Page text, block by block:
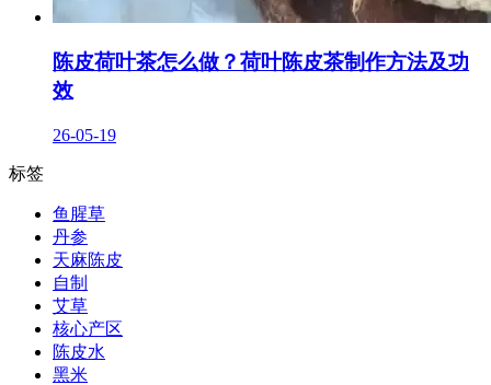
陈皮荷叶茶怎么做？荷叶陈皮茶制作方法及功
效
26-05-19
标签
鱼腥草
丹参
天麻陈皮
自制
艾草
核心产区
陈皮水
黑米